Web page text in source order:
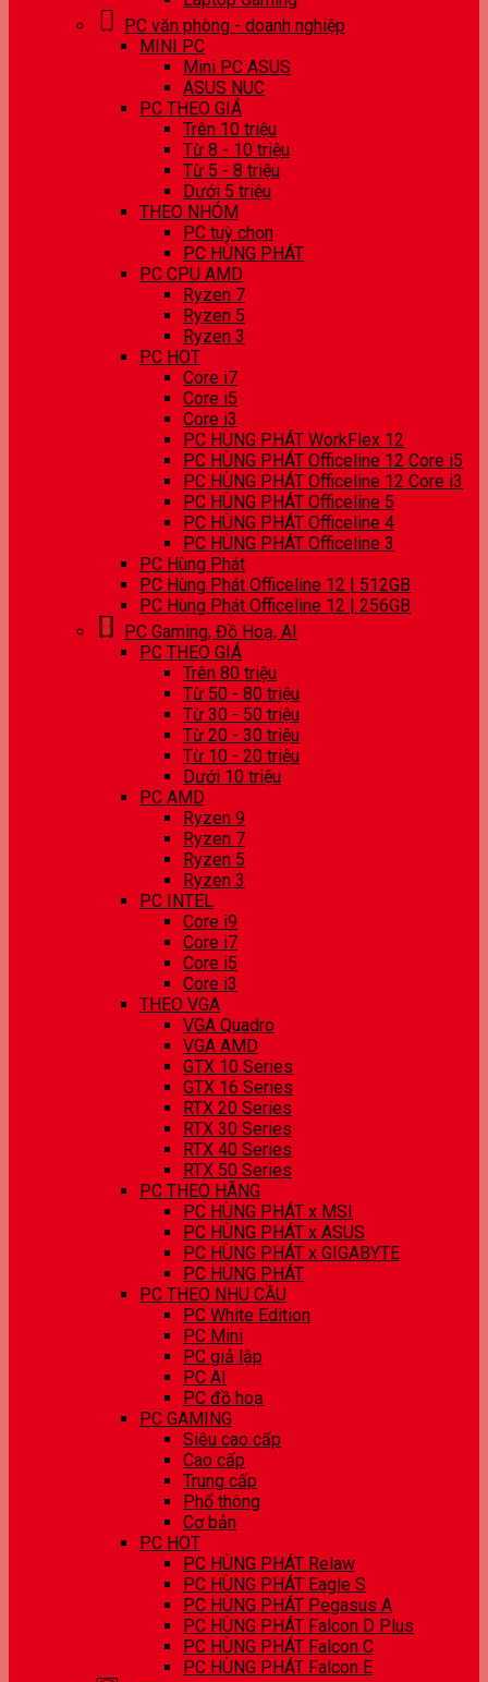
PC văn phòng - doanh nghiệp
MINI PC
Mini PC ASUS
ASUS NUC
PC THEO GIÁ
Trên 10 triệu
Từ 8 - 10 triệu
Từ 5 - 8 triệu
Dưới 5 triệu
THEO NHÓM
PC tuỳ chọn
PC HÙNG PHÁT
PC CPU AMD
Ryzen 7
Ryzen 5
Ryzen 3
PC HOT
Core i7
Core i5
Core i3
PC HÙNG PHÁT WorkFlex 12
PC HÙNG PHÁT Officeline 12 Core i5
PC HÙNG PHÁT Officeline 12 Core i3
PC HÙNG PHÁT Officeline 5
PC HÙNG PHÁT Officeline 4
PC HÙNG PHÁT Officeline 3
PC Hùng Phát
PC Hùng Phát Officeline 12 | 512GB
PC Hùng Phát Officeline 12 | 256GB
PC Gaming, Đồ Hoạ, AI
PC THEO GIÁ
Trên 80 triệu
Từ 50 - 80 triệu
Từ 30 - 50 triệu
Từ 20 - 30 triệu
Từ 10 - 20 triệu
Dưới 10 triệu
PC AMD
Ryzen 9
Ryzen 7
Ryzen 5
Ryzen 3
PC INTEL
Core i9
Core i7
Core i5
Core i3
THEO VGA
VGA Quadro
VGA AMD
GTX 10 Series
GTX 16 Series
RTX 20 Series
RTX 30 Series
RTX 40 Series
RTX 50 Series
PC THEO HÃNG
PC HÙNG PHÁT x MSI
PC HÙNG PHÁT x ASUS
PC HÙNG PHÁT x GIGABYTE
PC HÙNG PHÁT
PC THEO NHU CẦU
PC White Edition
PC Mini
PC giả lập
PC AI
PC đồ hoạ
PC GAMING
Siêu cao cấp
Cao cấp
Trung cấp
Phổ thông
Cơ bản
PC HOT
PC HÙNG PHÁT Relaw
PC HÙNG PHÁT Eagle S
PC HÙNG PHÁT Pegasus A
PC HÙNG PHÁT Falcon D Plus
PC HÙNG PHÁT Falcon C
PC HÙNG PHÁT Falcon E